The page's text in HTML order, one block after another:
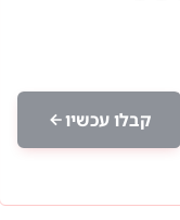
קבלו עכשיו